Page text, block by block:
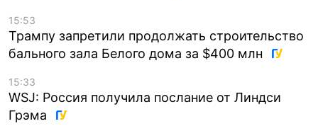
15:53
Трампу запретили продолжать строительство
бального зала Белого дома за $400 млн
15:33
WSJ: Россия получила послание от Линдси
Грэма